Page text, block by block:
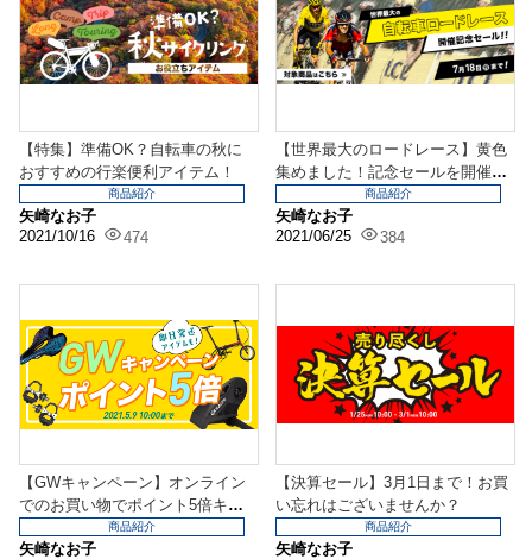
【特集】準備OK？自転車の秋に
おすすめの行楽便利アイテム！
矢崎なお子
2021/10/16
474
商品紹介
【世界最大のロードレース】黄色
集めました！記念セールを開催
矢崎なお子
2021/06/25
384
商品紹介
【GWキャンペーン】オンライン
でのお買い物でポイント5倍キャ
矢崎なお子
商品紹介
【決算セール】3月1日まで！お買
い忘れはございませんか？
矢崎なお子
商品紹介